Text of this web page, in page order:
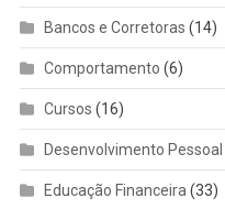
Bancos e Corretoras (14)
Comportamento (6)
Cursos (16)
Desenvolvimento Pessoal
Educação Financeira (33)